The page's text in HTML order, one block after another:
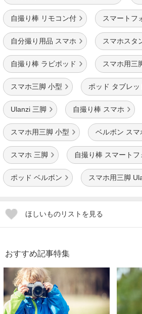
自撮り棒 リモコン付 スマートフ
自分撮り用品 スマホ スマホスタ
自撮り棒 ラビポッド スマホ用三
スマホ三脚 小型 ポッド タブレッ
Ulanzi 三脚 自撮り棒 スマホ
スマホ用三脚 小型 ベルボン スマ
スマホ 三脚 自撮り棒 スマートフ
ポッド ベルボン スマホ用三脚
ほしいものリストを見る
おすすめ記事特集